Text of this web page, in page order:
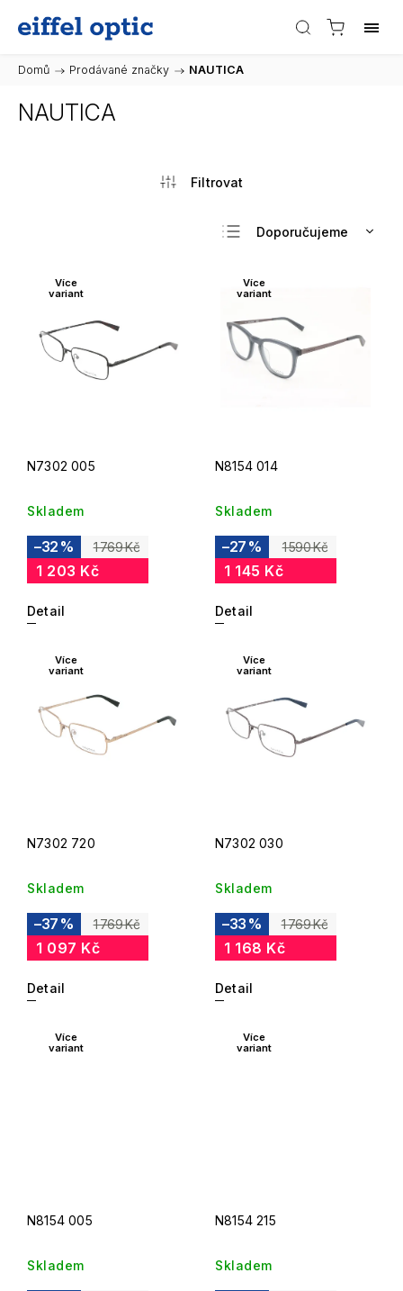
Domů / Prodávané značky / NAUTICA
NAUTICA
Doporučujeme
Nejdražší
Nejprodávanější
Abecedně
Více
variant
N7302 005
Skladem
1 769 Kč
–32 %
1 203 Kč
Detail
Více
variant
N8154 014
Skladem
1 590 Kč
–27 %
1 145 Kč
Detail
Více
variant
N7302 720
Skladem
1 769 Kč
–37 %
1 097 Kč
Detail
Více
variant
N7302 030
Skladem
1 769 Kč
–33 %
1 168 Kč
Detail
Více
variant
N8154 005
Skladem
Více
variant
N8154 215
Skladem